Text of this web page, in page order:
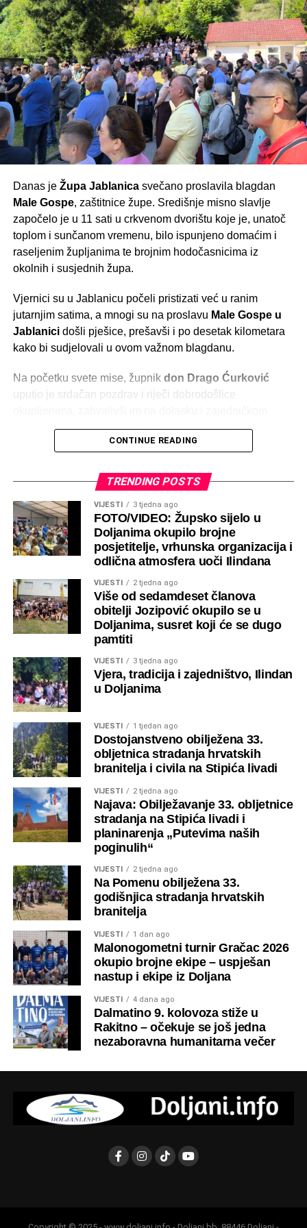
uhićeni i bez obrazloženja u logor dovedeni Hrvati s
područja općine i okolnih mjesta.
Danas je Župa Jablanicasvečano proslavila blagdan
Male Gospe, zaštitnice župe. Središnje misno slavlje
započelo je u 11 sati u crkvenom dvorištu koje je, unatoč
toplom i sunčanom vremenu, bilo ispunjeno domaćim i
raseljenim župljanima te brojnim hodočasnicima iz
okolnih i susjednih župa.
Vjernici su u Jablanicu počeli pristizati već u ranim
jutarnjim satima, a mnogi su na proslavu Male Gospe u
Jablanicidošli pješice, prešavši i po desetak kilometara
kako bi sudjelovali u ovom važnom blagdanu.
Na početku svete mise, župnik don Drago Ćurković
uputio je srdačan pozdrav i riječi dobrodošlice
slavljenju. Uz njega, u misnom slavlju sudjelovali su
svećenici iz susjednih župa, među kojima i don
Svečano euharistijsko slavlje predvodio je
Karatović, župnik župe Žitače kod Konjica, koji je u
propovijedi istaknuo važnost Marijine uloge u životu
vjernika te zajedništva koje ovaj blagdan svake godine
okuplja.
Nakon misnog slavlja, vjernici su ostali u druženju ispred
crkve, dijeleći radost susreta i blagdana koji povezuje
domaće i raseljene župljane, kao i brojneštovatelje
Gospeiz različitih krajeva.
CONTINUE READING
TRENDING POSTS
VIJESTI 3 tjedna ago
FOTO/VIDEO: Župsko sijelo u
Doljanima okupilo brojne
posjetitelje, vrhunska organizacija i
odlična atmosfera uoči Ilindana
VIJESTI 2 tjedna ago
Više od sedamdeset članova
obitelji Jozipović okupilo se u
Doljanima, susret koji će se dugo
pamtiti
VIJESTI 3 tjedna ago
Vjera, tradicija i zajedništvo, Ilindan
u Doljanima
VIJESTI 1 tjedan ago
Dostojanstveno obilježena 33.
obljetnica stradanja hrvatskih
branitelja i civila na Stipića livadi
VIJESTI 2 tjedna ago
Najava: Obilježavanje 33. obljetnice
stradanja na Stipića livadi i
planinarenja „Putevima naših
poginulih“
VIJESTI 2 tjedna ago
Na Pomenu obilježena 33.
godišnjica stradanja hrvatskih
branitelja
VIJESTI 1 dan ago
Malonogometni turnir Gračac 2026
okupio brojne ekipe – uspješan
nastup i ekipe iz Doljana
VIJESTI 4 dana ago
Dalmatino 9. kolovoza stiže u
Rakitno – očekuje se još jedna
nezaboravna humanitarna večer